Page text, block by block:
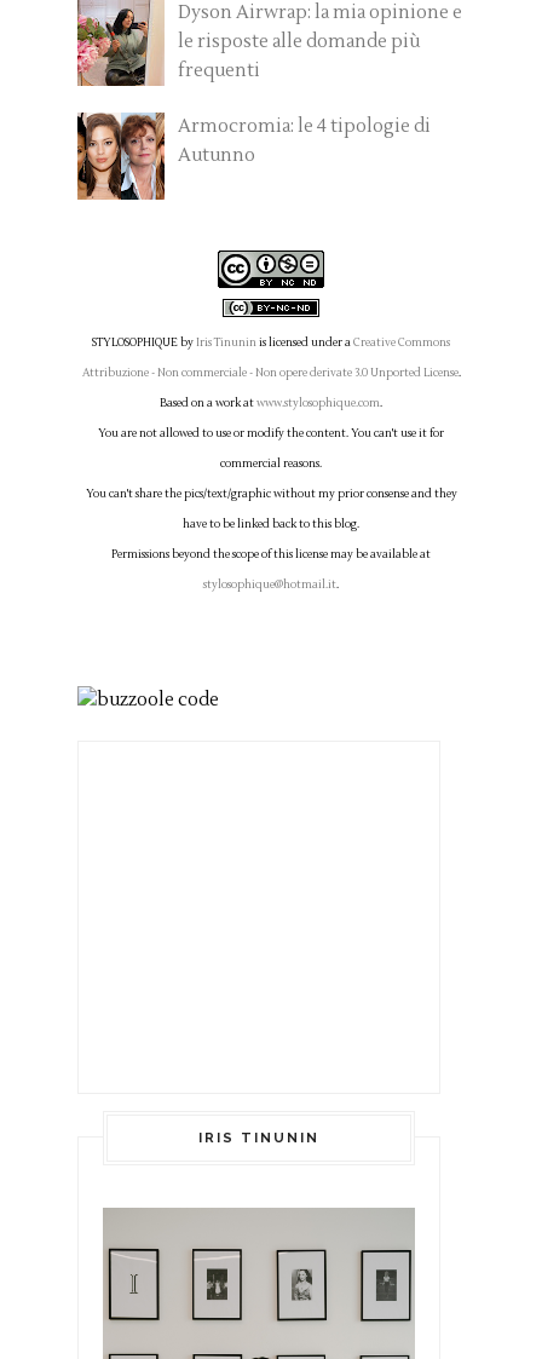
Dyson Airwrap: la mia opinione e
le risposte alle domande più
frequenti
Armocromia: le 4 tipologie di
Autunno
STYLOSOPHIQUEbyIris Tinuninis licensed under aCreative Commons
Attribuzione - Non commerciale - Non opere derivate 3.0 Unported License.
Based on a work atwww.stylosophique.com.
You are not allowed to use or modify the content. You can't use it for
commercial reasons.
You can't share the pics/text/graphic without my prior consense and they
have to be linked back to this blog.
Permissions beyond the scope of this license may be available at
stylosophique@hotmail.it.
IRIS TINUNIN